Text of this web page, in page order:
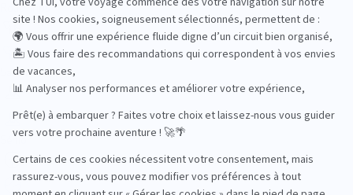
Road Trips
Safari
Sénior